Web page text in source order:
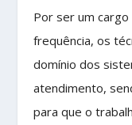
Por ser um
frequência, os
domínio dos
atendimento,
para que o